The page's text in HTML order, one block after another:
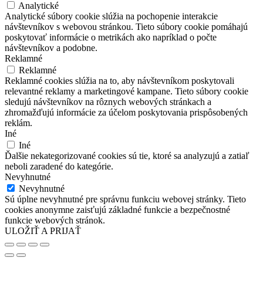
Analytické
Analytické súbory cookie slúžia na pochopenie interakcie
návštevníkov s webovou stránkou. Tieto súbory cookie pomáhajú
poskytovať informácie o metrikách ako napríklad o počte
návštevníkov a podobne.
Reklamné
Reklamné
Reklamné cookies slúžia na to, aby návštevníkom poskytovali
relevantné reklamy a marketingové kampane. Tieto súbory cookie
sledujú návštevníkov na rôznych webových stránkach a
zhromažďujú informácie za účelom poskytovania prispôsobených
reklám.
Iné
Iné
Ďalšie nekategorizované cookies sú tie, ktoré sa analyzujú a zatiaľ
neboli zaradené do kategórie.
Nevyhnutné
Nevyhnutné
Sú úplne nevyhnutné pre správnu funkciu webovej stránky. Tieto
cookies anonymne zaisťujú základné funkcie a bezpečnostné
funkcie webových stránok.
ULOŽIŤ A PRIJAŤ